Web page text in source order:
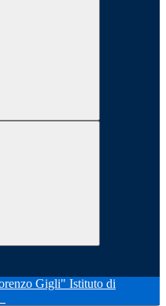
Istituto di